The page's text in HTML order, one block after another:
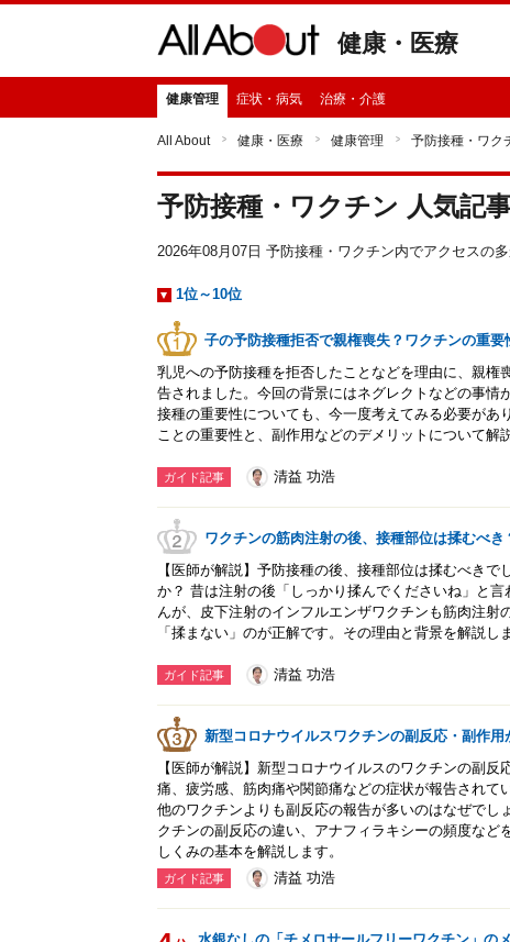
健康・医療
健康管理 症状・病気 治療・介護
All About 健康・医療 健康管理 予防接種・ワク
予防接種・ワクチン 人気記
2026年08月07日 予防接種・ワクチン内でアクセスの
1位～10位
子の予防接種拒否で親権喪失？ワクチンの重要
乳児への予防接種を拒否したことなどを理由に、親権
告されました。今回の背景にはネグレクトなどの事情
接種の重要性についても、今一度考えてみる必要があ
ことの重要性と、副作用などのデメリットについて解
ガイド記事 清益 功浩
ワクチンの筋肉注射の後、接種部位は揉むべ
【医師が解説】予防接種の後、接種部位は揉むべき
か？ 昔は注射の後「しっかり揉んでくださいね」と
んが、皮下注射のインフルエンザワクチンも筋肉注射
「揉まない」のが正解です。その理由と背景を解説し
ガイド記事 清益 功浩
新型コロナウイルスワクチンの副反応・副作用
【医師が解説】新型コロナウイルスのワクチンの副
痛、疲労感、筋肉痛や関節痛などの症状が報告されて
他のワクチンよりも副反応の報告が多いのはなぜでし
クチンの副反応の違い、アナフィラキシーの頻度など
しくみの基本を解説します。
ガイド記事 清益 功浩